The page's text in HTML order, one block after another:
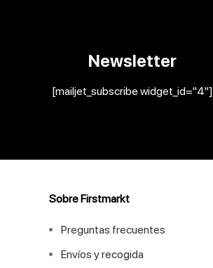
Newsletter
[mailjet_subscribe widget_id="4"]
Sobre Firstmarkt
Preguntas frecuentes
Envíos y recogida